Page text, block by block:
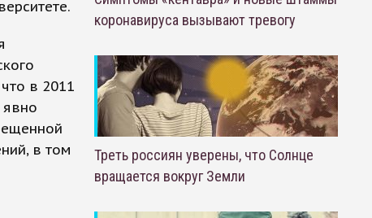
в 2011
явно
в том
коронавируса вызывают тревогу
Треть россиян уверены, что Солнце
вращается вокруг Земли